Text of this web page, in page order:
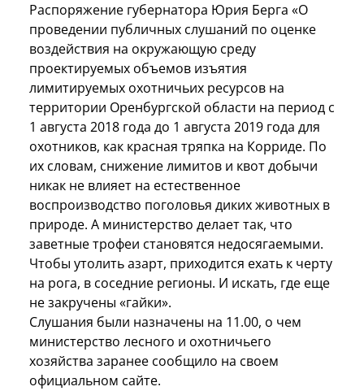
Распоряжение губернатора Юрия Берга «О
проведении публичных слушаний по оценке
воздействия на окружающую среду
проектируемых объемов изъятия
лимитируемых охотничьих ресурсов на
территории Оренбургской области на период с
1 августа 2018 года до 1 августа 2019 года для
охотников, как красная тряпка на Корриде. По
их словам, снижение лимитов и квот добычи
никак не влияет на естественное
воспроизводство поголовья диких животных в
природе. А министерство делает так, что
заветные трофеи становятся недосягаемыми.
Чтобы утолить азарт, приходится ехать к черту
на рога, в соседние регионы. И искать, где еще
не закручены «гайки».
Слушания были назначены на 11.00, о чем
министерство лесного и охотничьего
хозяйства заранее сообщило на своем
официальном сайте.